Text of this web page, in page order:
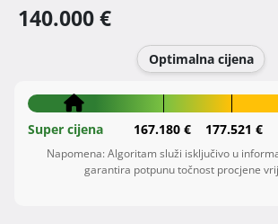
140.000 €
Optimalna cijena
Super cijena 167.180 € 177.521 €
Napomena: Algoritam služi isključivo u
garantira potpunu točnost procjene